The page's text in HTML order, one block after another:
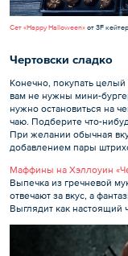
Сет «Happy Halloween» от 3F
Чертовски сладко
Конечно, покупать
вам не нужны мини-
нужно остановиться на
чаю. Подберите что-
При желании обычная
добавлением пары
Маффины на Хэллоуин
Выпечка из гречневой
отвечают за вкус, а
Выглядит как настоящий